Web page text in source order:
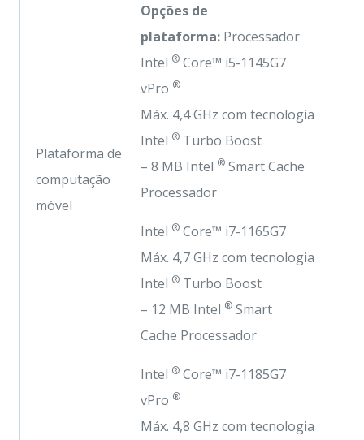
Plataforma de
computação
móvel
Opções de
plataforma: Processador
Intel ® Core™ i5-1145G7
vPro ®
Máx. 4,4 GHz com tecnologia
Intel ® Turbo Boost
– 8 MB Intel ® Smart Cache
Processador
Intel ® Core™ i7-1165G7
Máx. 4,7 GHz com tecnologia
Intel ® Turbo Boost
– 12 MB Intel ® Smart
Cache Processador
Intel ® Core™ i7-1185G7
vPro ®
Máx. 4,8 GHz com tecnologia